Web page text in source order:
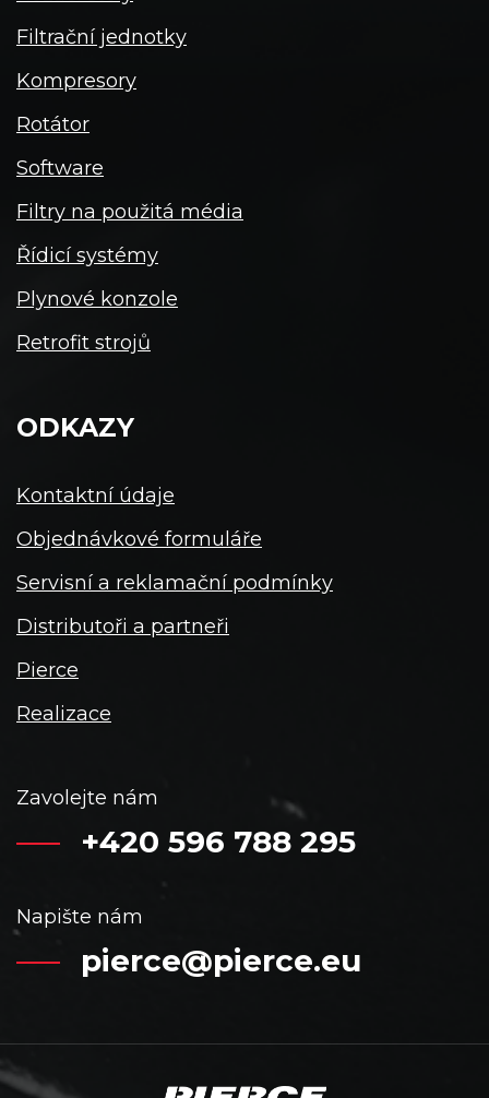
Filtrační jednotky
Kompresory
Rotátor
Software
Filtry na použitá média
Řídicí systémy
Plynové konzole
Retrofit strojů
ODKAZY
Kontaktní údaje
Objednávkové formuláře
Servisní a reklamační podmínky
Distributoři a partneři
Pierce
Realizace
Zavolejte nám
+420 596 788 295
Napište nám
pierce@pierce.eu